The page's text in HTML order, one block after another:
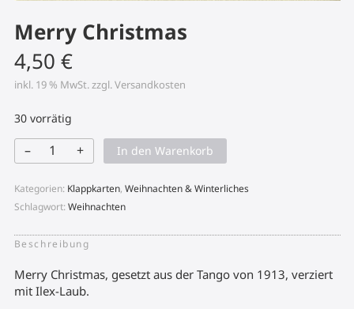
Merry Christmas
4,50 €
inkl. 19 % MwSt. zzgl. Versandkosten
30 vorrätig
–
Merry
Christmas
+ In den Warenkorb
Kategorien: Klappkarten, Weihnachten & Winterliches
Schlagwort: Weihnachten
Beschreibung
Merry Christmas, gesetzt aus der Tango von 1913, verziert
mit Ilex-Laub.